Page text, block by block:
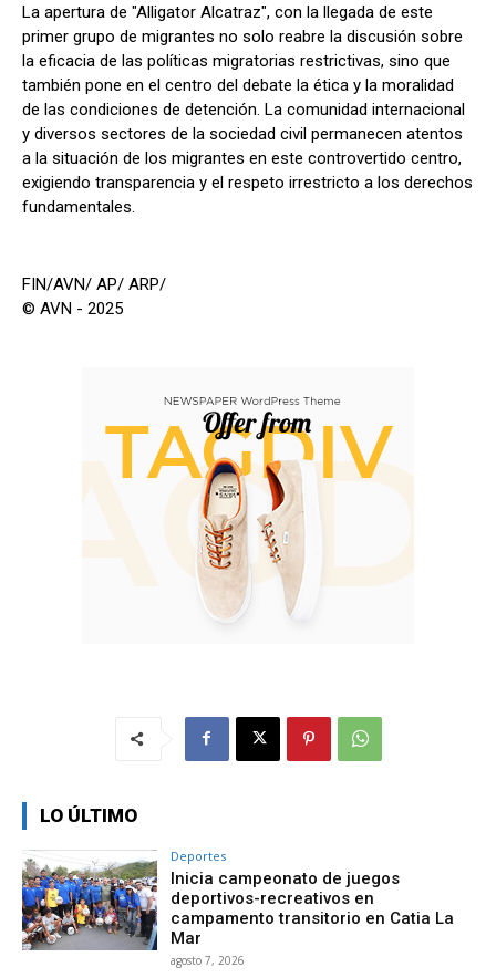
La apertura de "Alligator Alcatraz", con la llegada de este
primer grupo de migrantes no solo reabre la discusión sobre
la eficacia de las políticas migratorias restrictivas, sino que
también pone en el centro del debate la ética y la moralidad
de las condiciones de detención. La comunidad internacional
y diversos sectores de la sociedad civil permanecen atentos
a la situación de los migrantes en este controvertido centro,
exigiendo transparencia y el respeto irrestricto a los derechos
fundamentales.
FIN/AVN/ AP/ ARP/
© AVN - 2025
LO ÚLTIMO
Deportes
Inicia campeonato de juegos
deportivos-recreativos en
campamento transitorio en Catia La
Mar
agosto 7, 2026